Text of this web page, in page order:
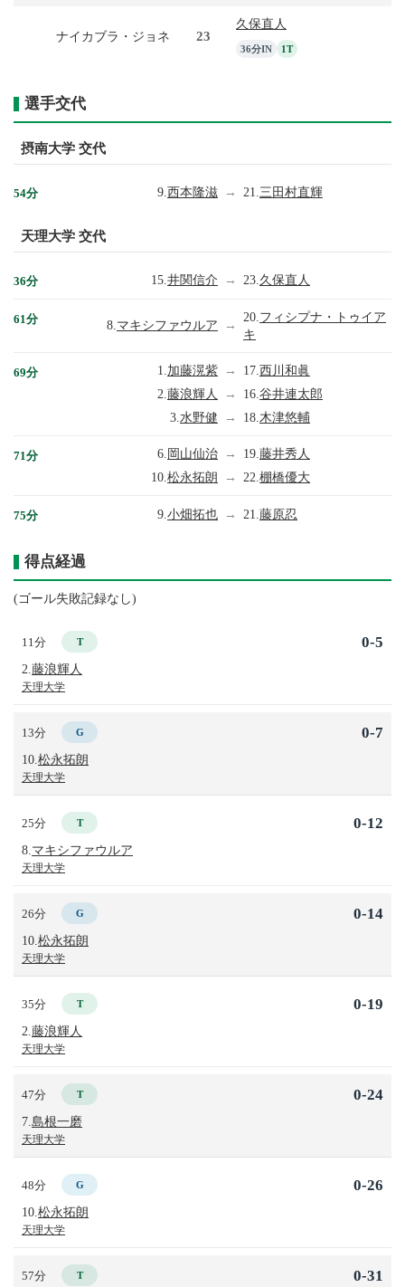
ナイカブラ・ジョネ 23
久保直人
36分IN 1T
選手交代
摂南大学 交代
54分 9. 西本隆滋 → 21. 三田村直輝
天理大学 交代
36分 15. 井関信介 → 23. 久保直人
61分 8.マキシファウルア →
20. フィシプナ・トゥイア
キ
69分 1. 加藤滉紫 → 17. 西川和眞
2. 藤浪輝人 → 16. 谷井連太郎
3. 水野健 → 18. 木津悠輔
71分 6. 岡山仙治 → 19. 藤井秀人
10. 松永拓朗 → 22. 棚橋優大
75分 9. 小畑拓也 → 21. 藤原忍
得点経過
(ゴール失敗記録なし)
11分 T
2. 藤浪輝人
天理大学
0-5
13分 G
10. 松永拓朗
天理大学
0-7
25分 T
8. マキシファウルア
天理大学
0-12
26分 G
10. 松永拓朗
天理大学
0-14
35分 T
2. 藤浪輝人
天理大学
0-19
47分 T
7. 島根一磨
天理大学
0-24
48分 G
10. 松永拓朗
天理大学
0-26
57分 T 0-31